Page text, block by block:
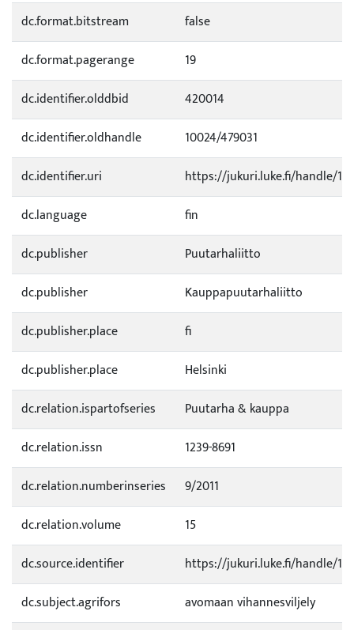
dc.format.bitstream
false
dc.format.pagerange
19
dc.identifier.olddbid
420014
dc.identifier.oldhandle
10024/479031
dc.identifier.uri
https://jukuri.luke.fi/handle/
dc.language
fin
dc.publisher
Puutarhaliitto
dc.publisher
Kauppapuutarhaliitto
dc.publisher.place
fi
dc.publisher.place
Helsinki
dc.relation.ispartofseries
Puutarha & kauppa
dc.relation.issn
1239-8691
dc.relation.numberinseries
9/2011
dc.relation.volume
15
dc.source.identifier
https://jukuri.luke.fi/handle/
dc.subject.agrifors
avomaan vihannesviljely